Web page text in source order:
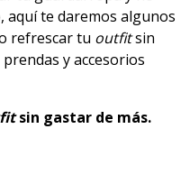
te daremos algunos
refrescar tu outfitsin
y accesorios
sin gastar de más.